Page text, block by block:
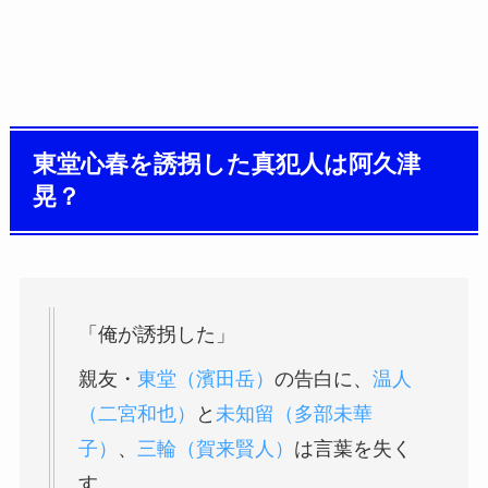
東堂心春を誘拐した真犯人は阿久津
晃？
「俺が誘拐した」
親友・ 東堂（濱田岳） の告白に、 温人
（二宮和也）
と 未知留（多部未華
子）
、 三輪（賀来賢人） は言葉を失く
す。